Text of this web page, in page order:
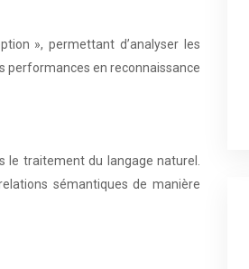
», permettant d’analyser les
performances en reconnaissance
le traitement du langage naturel.
sémantiques de manière